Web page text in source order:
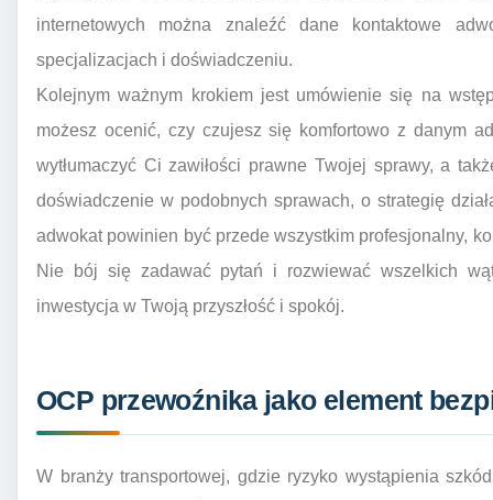
internetowych można znaleźć dane kontaktowe
specjalizacjach i doświadczeniu.
Kolejnym ważnym krokiem jest umówienie się na
możesz ocenić, czy czujesz się komfortowo z danym
wytłumaczyć Ci zawiłości prawne Twojej sprawy, a
doświadczenie w podobnych sprawach, o strategię
adwokat powinien być przede wszystkim profesjonalny,
Nie bój się zadawać pytań i rozwiewać wszelkich
inwestycja w Twoją przyszłość i spokój.
OCP przewoźnika jako element
W branży transportowej, gdzie ryzyko wystąpienia